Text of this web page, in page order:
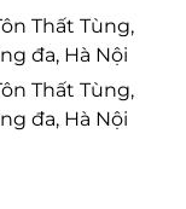
Thất Tùng,
đa, Hà Nội
Thất Tùng,
đa, Hà Nội